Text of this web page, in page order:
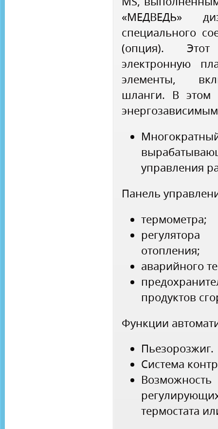
«МЕДВЕДЬ»
специального
(опция).
электронную
элементы,
шланги. В этом
управления
Панель
термометра;
отопления;
аварийного
продуктов
Функции
Пьезорозжиг.
Система
термостата